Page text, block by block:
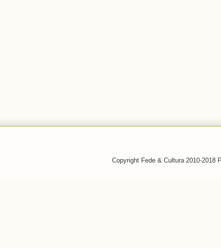
Copyright Fede & Cultura 2010-2018